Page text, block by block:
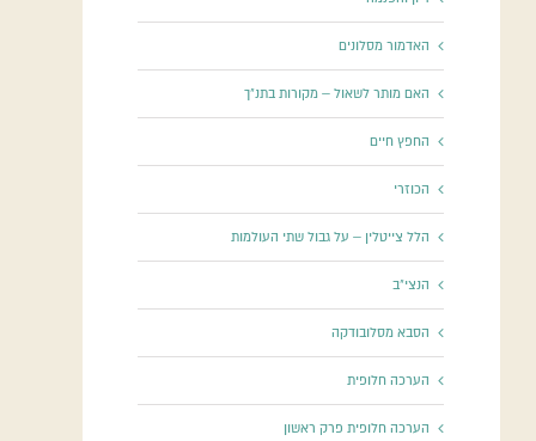
האדמור מסלונים
האם מותר לשאול – מקורות בתנ"ך
החפץ חיים
הכוזרי
הלל צייטלין – על גבול שתי העולמות
הנצי"ב
הסבא מסלובודקה
הערכה חלופית
הערכה חלופית פרק ראשון